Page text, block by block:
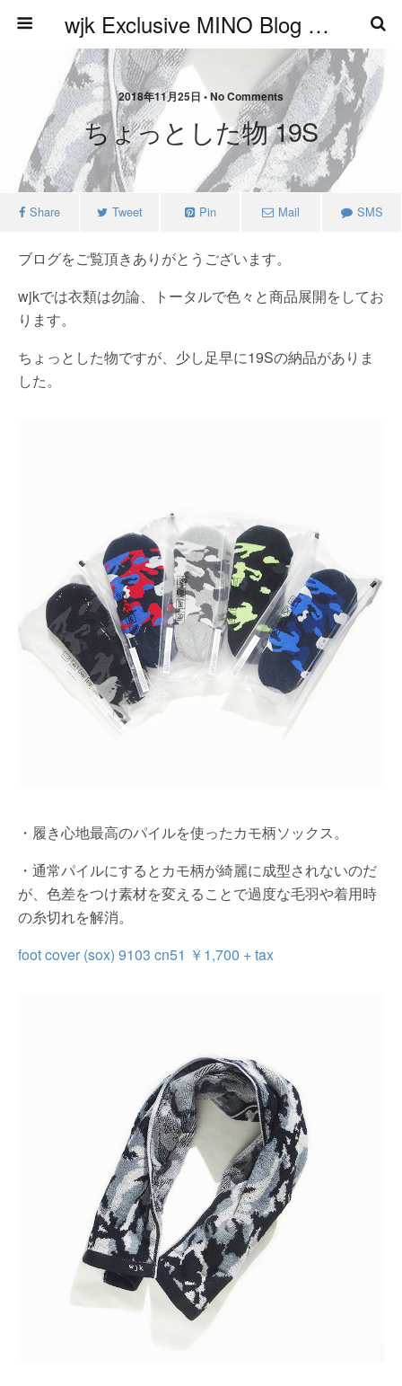
wjk Exclusive MINO Blog ブログ
2018年11月25日 • No Comments
ちょっとした物 19S
Share Tweet Pin Mail SMS
ブログをご覧頂きありがとうございます。
wjkでは衣類は勿論、トータルで色々と商品展開をしてお
ります。
ちょっとした物ですが、少し足早に19Sの納品がありま
した。
・履き心地最高のパイルを使ったカモ柄ソックス。
・通常パイルにするとカモ柄が綺麗に成型されないのだ
が、色差をつけ素材を変えることで過度な毛羽や着用時
の糸切れを解消。
foot cover (sox) 9103 cn51 ￥1,700 + tax